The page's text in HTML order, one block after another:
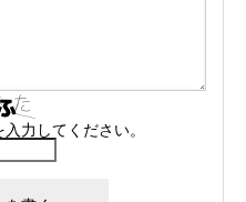
力してください。